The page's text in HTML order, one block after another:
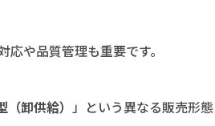
や品質管理も重要です。
卸供給） 」という異なる販売形態